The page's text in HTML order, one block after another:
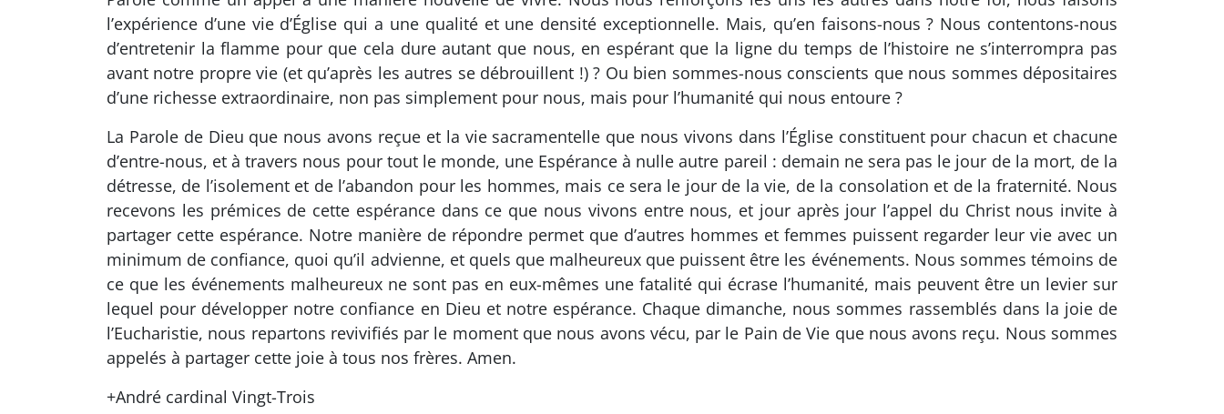
l’expérience d’une vie d’Église qui a une qualité et une densité exceptionnelle. Mais, qu’en faisons-nous ? Nous contentons-nous
d’entretenir la flamme pour que cela dure autant que nous, en espérant que la ligne du temps de l’histoire ne s’interrompra pas
avant notre propre vie (et qu’après les autres se débrouillent !) ? Ou bien sommes-nous conscients que nous sommes dépositaires
d’une richesse extraordinaire, non pas simplement pour nous, mais pour l’humanité qui nous entoure ?
La Parole de Dieu que nous avons reçue et la vie sacramentelle que nous vivons dans l’Église constituent pour chacun et chacune
d’entre-nous, et à travers nous pour tout le monde, une Espérance à nulle autre pareil : demain ne sera pas le jour de la mort, de la
détresse, de l’isolement et de l’abandon pour les hommes, mais ce sera le jour de la vie, de la consolation et de la fraternité. Nous
recevons les prémices de cette espérance dans ce que nous vivons entre nous, et jour après jour l’appel du Christ nous invite à
partager cette espérance. Notre manière de répondre permet que d’autres hommes et femmes puissent regarder leur vie avec un
minimum de confiance, quoi qu’il advienne, et quels que malheureux que puissent être les événements. Nous sommes témoins de
ce que les événements malheureux ne sont pas en eux-mêmes une fatalité qui écrase l’humanité, mais peuvent être un levier sur
lequel pour développer notre confiance en Dieu et notre espérance. Chaque dimanche, nous sommes rassemblés dans la joie de
l’Eucharistie, nous repartons revivifiés par le moment que nous avons vécu, par le Pain de Vie que nous avons reçu. Nous sommes
appelés à partager cette joie à tous nos frères. Amen.
+André cardinal Vingt-Trois